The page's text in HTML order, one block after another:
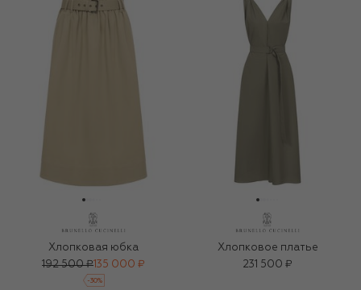
Хлопковая юбка
192 500 ₽ 135 000 ₽
-30%
Хлопковое платье
231 500 ₽